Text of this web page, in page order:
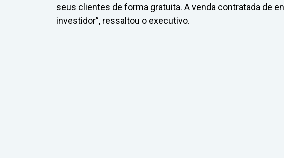
seus clientes de forma gratuita. A venda contratada de
investidor”, ressaltou o executivo.